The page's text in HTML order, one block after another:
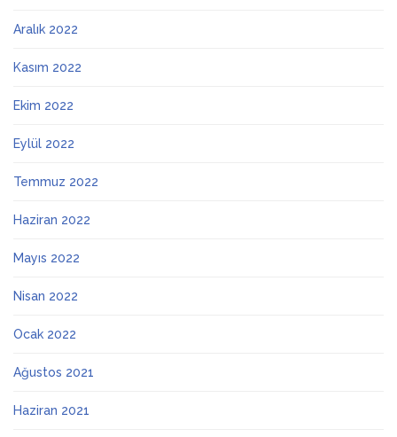
Aralık 2022
Kasım 2022
Ekim 2022
Eylül 2022
Temmuz 2022
Haziran 2022
Mayıs 2022
Nisan 2022
Ocak 2022
Ağustos 2021
Haziran 2021